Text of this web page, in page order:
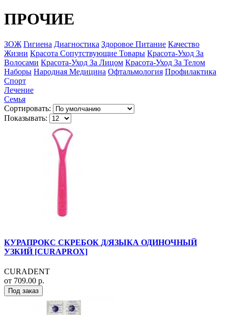
ПРОЧИЕ
ЗОЖ Гигиена Диагностика Здоровое Питание Качество
Жизни Красота Сопутствующие Товары Красота-Уход За
Волосами Красота-Уход За Лицом Красота-Уход За Телом
Наборы Народная Медицина Офтальмология Профилактика
Спорт
Лечение
Семья
Сортировать:
Показывать:
КУРАПРОКС СКРЕБОК Д/ЯЗЫКА ОДИНОЧНЫЙ
УЗКИЙ [CURAPROX]
CURADENT
от 709.00 р.
Под заказ